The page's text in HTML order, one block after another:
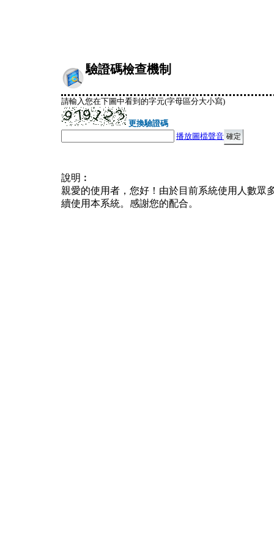
驗證碼檢查機制
請輸入您在下圖中看到的字元(字母區分大小寫)
更換驗證碼
播放圖檔聲音
說明︰
親愛的使用者，您好！由於目前系統使用人數眾
續使用本系統。感謝您的配合。